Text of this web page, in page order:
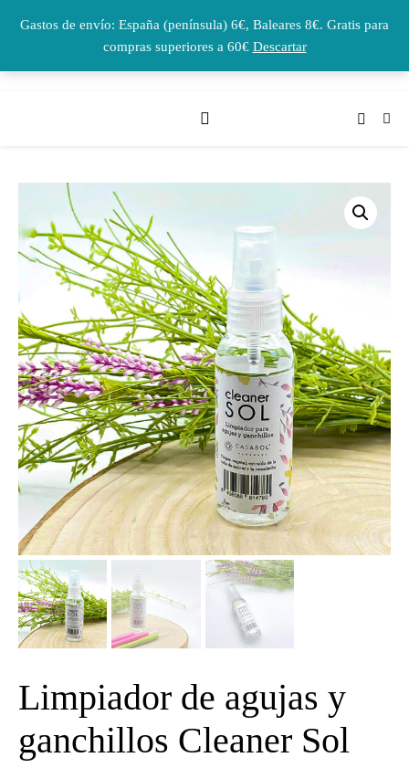
Gastos de envío: España (península) 6€, Baleares 8€. Gratis para
compras superiores a 60€ Descartar
Limpiador de agujas y
ganchillos Cleaner Sol